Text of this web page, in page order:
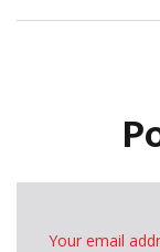
Your email